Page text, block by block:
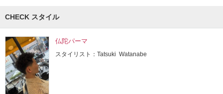
CHECK スタイル
仏陀パーマ
スタイリスト：Tatsuki Watanabe